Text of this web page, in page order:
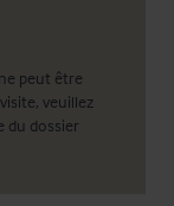
peut être
veuillez
du dossier